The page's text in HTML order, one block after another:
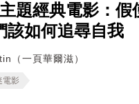
題經典電影：假
該如何追尋自我
（一頁華爾滋）
電影